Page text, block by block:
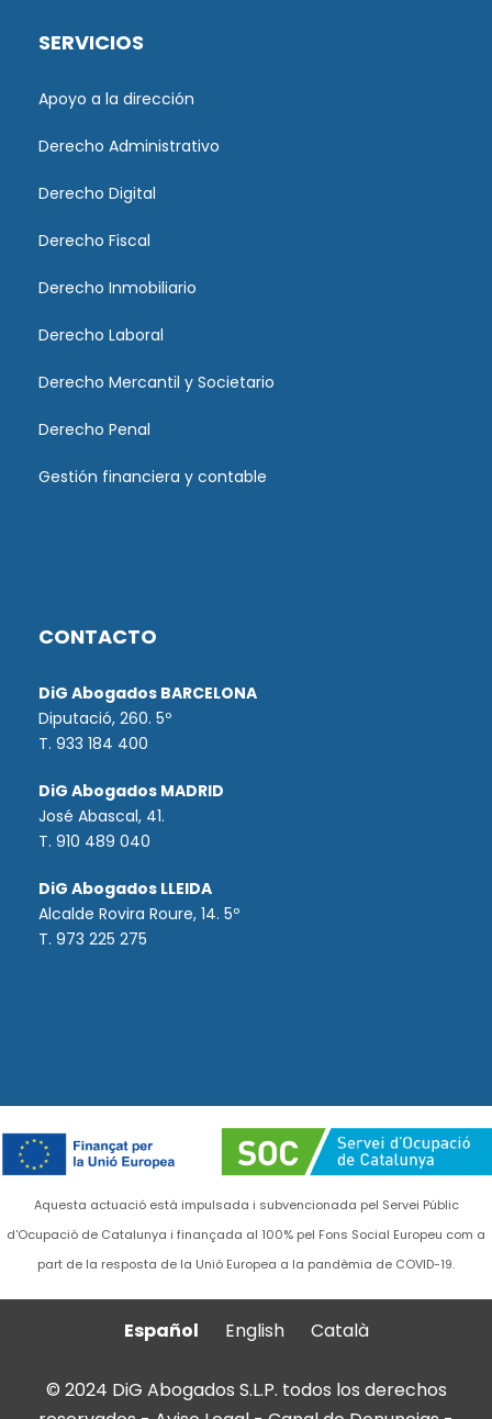
SERVICIOS
Apoyo a la dirección
Derecho Administrativo
Derecho Digital
Derecho Fiscal
Derecho Inmobiliario
Derecho Laboral
Derecho Mercantil y Societario
Derecho Penal
Gestión financiera y contable
CONTACTO
DiG Abogados BARCELONA
Diputació, 260. 5º
T. 933 184 400
DiG Abogados MADRID
José Abascal, 41.
T. 910 489 040
DiG Abogados LLEIDA
Alcalde Rovira Roure, 14. 5º
T. 973 225 275
Aquesta actuació està impulsada i subvencionada pel Servei Públic
d'Ocupació de Catalunya i finançada al 100% pel Fons Social Europeu com a
part de la resposta de la Unió Europea a la pandèmia de COVID-19.
Español English Català
© 2024 DiG Abogados S.L.P. todos los derechos